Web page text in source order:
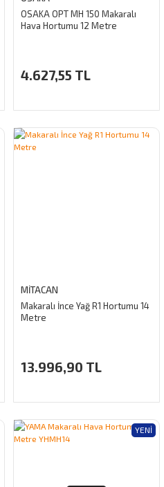
OSAKA OPT MH 150 Makaralı
Hava Hortumu 12 Metre
4.627,55 TL
MİTACAN
Makaralı İnce Yağ R1 Hortumu 14
Metre
13.996,90 TL
YENI